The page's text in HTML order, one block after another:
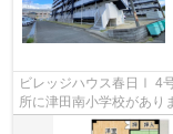
ビレッジハウス春日Ⅰ 4
所に津田南小学校があり
が平坦なのは、ランニン